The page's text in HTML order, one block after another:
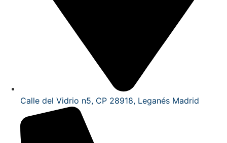
Calle del Vidrio n5, CP 28918, Leganés Madrid